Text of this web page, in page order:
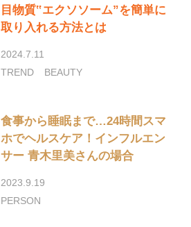
目物質‟エクソソーム”を簡単に
取り入れる方法とは
2024.7.11
TREND
BEAUTY
食事から睡眠まで…24時間スマ
ホでヘルスケア！インフルエン
サー 青木里美さんの場合
2023.9.19
PERSON